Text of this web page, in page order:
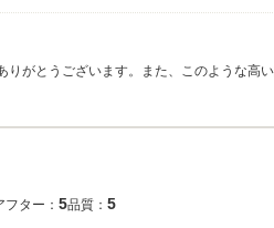
がとうございます。また、このような
フター： 5品質： 5